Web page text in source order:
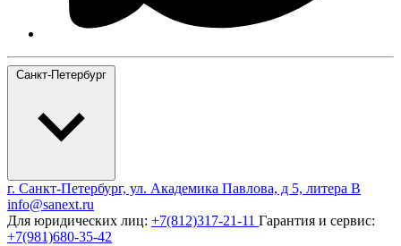
Санкт-Петербург
г. Санкт-Петербург, ул. Академика Павлова, д 5, литера В
info@sanext.ru
Для юридических лиц: +7(812)317-21-11 Гарантия и сервис:
+7(981)680-35-42